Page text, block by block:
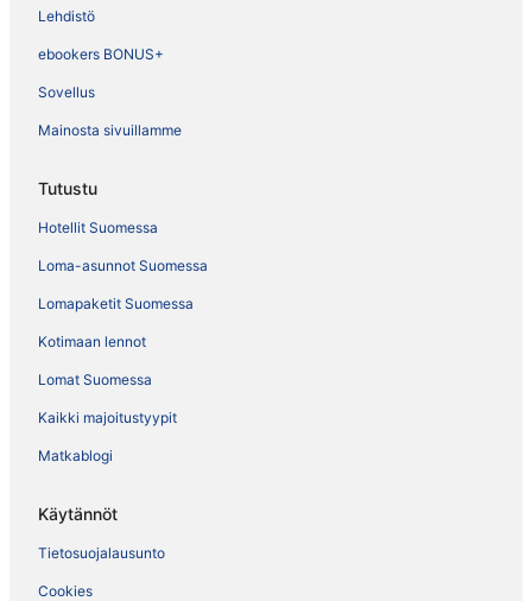
Lehdistö
ebookers BONUS+
Sovellus
Mainosta sivuillamme
Tutustu
Hotellit Suomessa
Loma-asunnot Suomessa
Lomapaketit Suomessa
Kotimaan lennot
Lomat Suomessa
Kaikki majoitustyypit
Matkablogi
Käytännöt
Tietosuojalausunto
Cookies